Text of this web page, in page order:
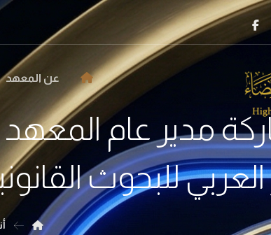
عن المعهد
مدير عام المعهد
العربي للبحوث